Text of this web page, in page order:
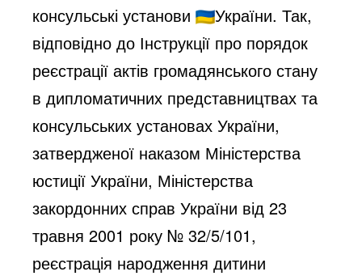
консульські установи
України. Так,
відповідно до Інструкції про порядок
реєстрації актів громадянського стану
в дипломатичних представництвах та
консульських установах України,
затвердженої наказом Міністерства
юстиції України, Міністерства
закордонних справ України від 23
травня 2001 року № 32/5/101,
реєстрація народження дитини